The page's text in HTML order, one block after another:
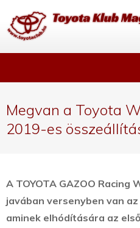
Megvan a Toyota
2019-es
A TOYOTA GAZOO Racing
javában versenyben van
aminek elhódítására az